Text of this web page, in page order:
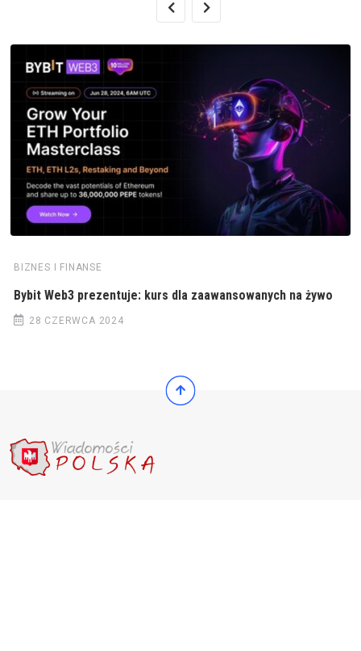
BIZNES I FINANSE
Bybit Web3 prezentuje: kurs dla zaawansowanych na żywo
28 CZERWCA 2024